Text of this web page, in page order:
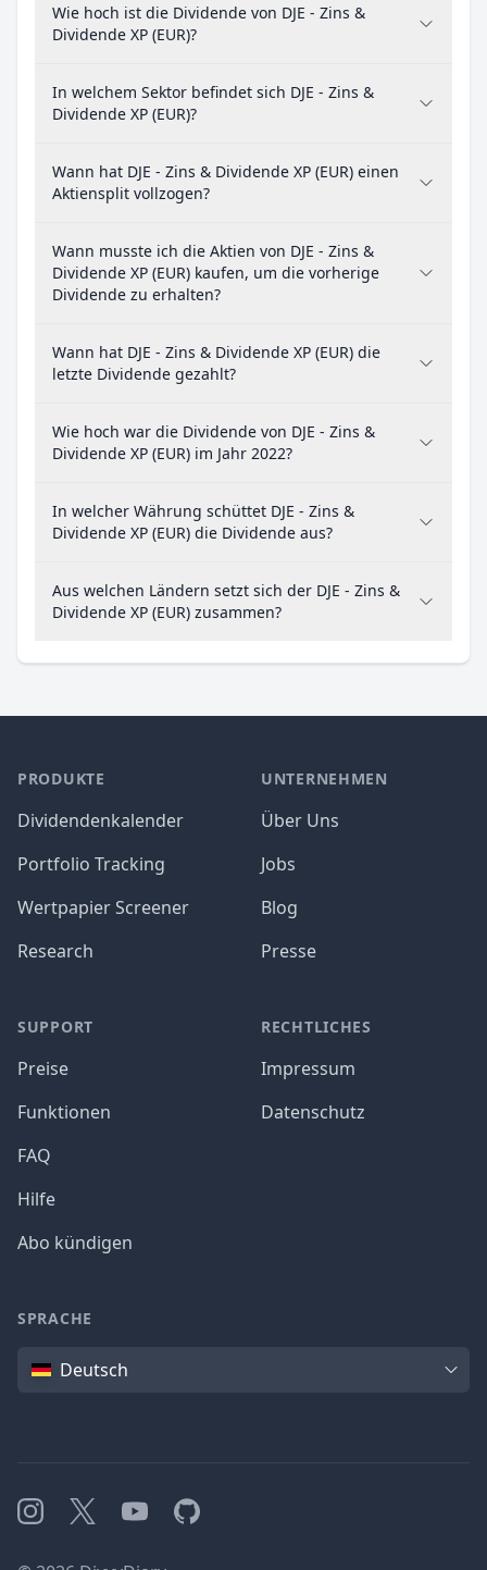
Wie hoch ist die Dividende von DJE - Zins &
Dividende XP (EUR)?
In welchem Sektor befindet sich DJE - Zins &
Dividende XP (EUR)?
Wann hat DJE - Zins & Dividende XP (EUR) einen
Aktiensplit vollzogen?
Wann musste ich die Aktien von DJE - Zins &
Dividende XP (EUR) kaufen, um die vorherige
Dividende zu erhalten?
Wann hat DJE - Zins & Dividende XP (EUR) die
letzte Dividende gezahlt?
Wie hoch war die Dividende von DJE - Zins &
Dividende XP (EUR) im Jahr 2022?
In welcher Währung schüttet DJE - Zins &
Dividende XP (EUR) die Dividende aus?
Aus welchen Ländern setzt sich der DJE - Zins &
Dividende XP (EUR) zusammen?
PRODUKTE
Dividendenkalender
Portfolio Tracking
Wertpapier Screener
Research
SUPPORT
Preise
Funktionen
FAQ
Hilfe
Abo kündigen
UNTERNEHMEN
Über Uns
Jobs
Blog
Presse
RECHTLICHES
Impressum
Datenschutz
SPRACHE
SpracheDeutsch
Instagram
X YouTubeGitHub